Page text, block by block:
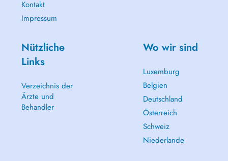
Kontakt
Impressum
Nützliche
Links
Verzeichnis der
Ärzte und
Behandler
Wo wir sind
Luxemburg
Belgien
Deutschland
Österreich
Schweiz
Niederlande